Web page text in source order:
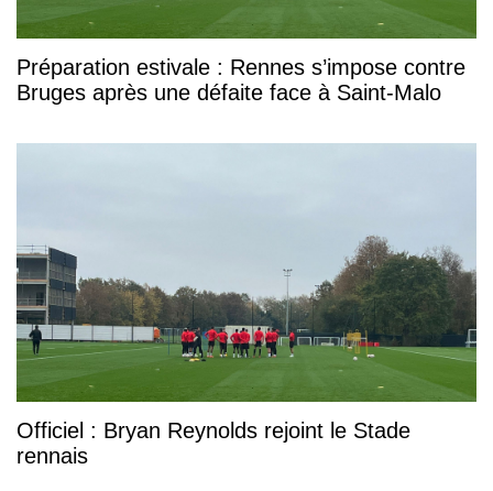
Préparation estivale : Rennes s’impose contre
Bruges après une défaite face à Saint-Malo
Officiel : Bryan Reynolds rejoint le Stade
rennais